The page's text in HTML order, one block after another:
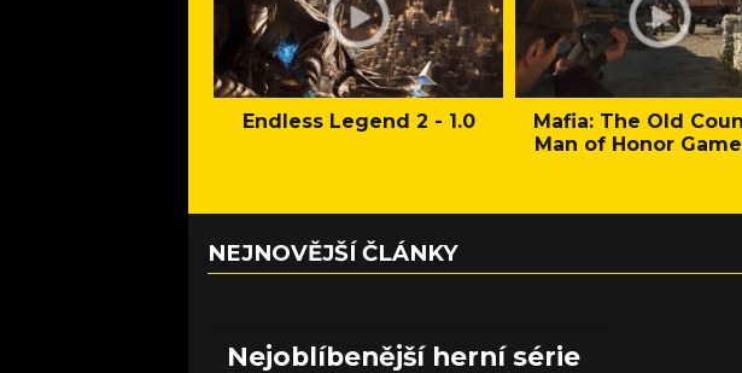
Endless Legend 2 - 1.0
Mafia: The Old
Man of Honor
NEJNOVĚJŠÍ ČLÁNKY
Nejoblíbenější herní série